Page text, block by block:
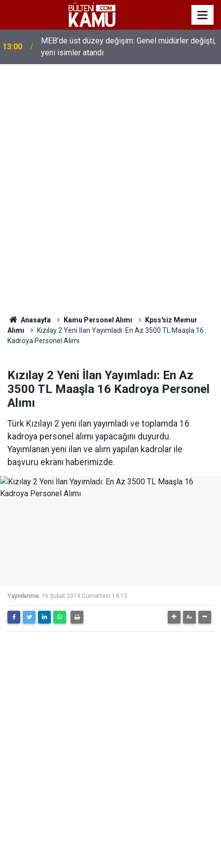
13:00
MEB’de üst düzey değişim: Genel müdürler değişti,
yeni isimler atandı
Anasayfa Kamu Personel Alımı
Kpss'siz Memur
Alımı
Kızılay 2 Yeni İlan Yayımladı: En Az 3500 TL Maaşla 16
Kadroya Personel Alımı
Kızılay 2 Yeni İlan Yayımladı: En Az
3500 TL Maaşla 16 Kadroya Personel
Alımı
Türk Kızılayı 2 yeni ilan yayımladı ve toplamda 16
kadroya personel alımı yapacağını duyurdu.
Yayımlanan yeni ilan ve alım yapılan kadrolar ile
başvuru ekranı haberimizde.
Yayınlanma: 16 Şubat 2019 Cumartesi 14:13